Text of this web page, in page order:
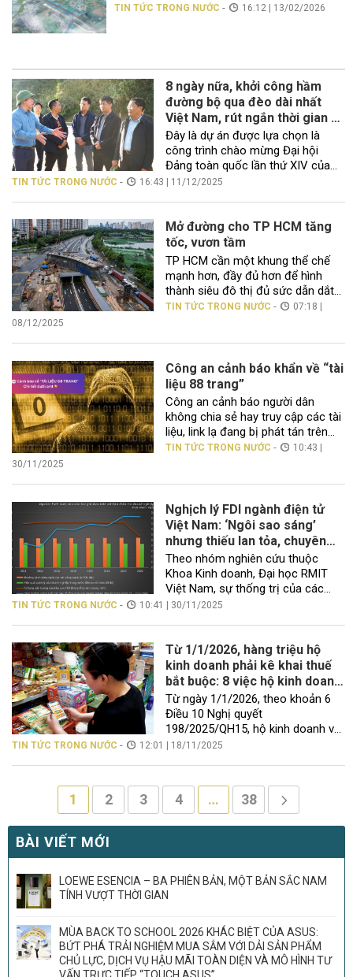
TIN TỨC TRONG NƯỚC - 16:12 | 13/02/2026
8 ngày nữa, khởi công hầm
đường bộ qua đèo dài nhất
Việt Nam, rút ngắn thời gian di
chuyển từ 2 tiếng xuống 11
phút
Đây là dự án được lựa chọn là
công trình chào mừng Đại hội
Đảng toàn quốc lần thứ XIV của
Đảng, là công trình có ý nghĩa đặc
công trình chào mừng Đại hội
Đảng toàn quốc lần thứ XIV […]
TIN TỨC TRONG NƯỚC - 16:43 | 11/12/2025
Mở đường cho TP HCM tăng
tốc, vươn tầm
TP HCM cần một khung thể chế
mạnh hơn, đầy đủ hơn để hình
thành siêu đô thị đủ sức dẫn dắt
kinh tế cả nước và cạnh tranh ở
Nghị quyết 98/2023 […]
TIN TỨC TRONG NƯỚC -
07:18 |
08/12/2025
Công an cảnh báo khẩn về “tài
liệu 88 trang”
Công an cảnh báo người dân
không chia sẻ hay truy cập các tài
liệu, link lạ đang bị phát tán trên
mạng vì tiềm ẩn nội dung độc hại,
vừa phát đi cảnh […]
TIN TỨC TRONG NƯỚC -
10:43 |
30/11/2025
Nghịch lý FDI ngành điện tử
Việt Nam: ‘Ngôi sao sáng’
nhưng thiếu lan tỏa, chuyên
gia RMIT cảnh báo Việt Nam
có nguy cơ gặp cảnh “càng
nhiều càng thiệt”
Theo nhóm nghiên cứu thuộc
Khoa Kinh doanh, Đại học RMIT
Việt Nam, sự thống trị của các
doanh nghiệp có vốn nước ngoài
tỏa công nghệ và giảm hiệu quả
nâng cao năng suất trong nước.
Ngành công nghiệp điện […]
TIN TỨC TRONG NƯỚC - 10:41 | 30/11/2025
Từ 1/1/2026, hàng triệu hộ
kinh doanh phải kê khai thuế
bắt buộc: 8 việc hộ kinh doanh
cần làm ngay trong năm nay
Từ ngày 1/1/2026, theo khoản 6
Điều 10 Nghị quyết
198/2025/QH15, hộ kinh doanh và
cá nhân kinh doanh sẽ không còn
doanh phải nộp thuế theo pháp
luật về quản lý thuế, tức chuyển
TIN TỨC TRONG NƯỚC - 12:01 | 18/11/2025
1 2 3 4 … 38
BÀI VIẾT MỚI
LOEWE ESENCIA – BA PHIÊN BẢN, MỘT BẢN SẮC NAM
TÍNH VƯỢT THỜI GIAN
MÙA BACK TO SCHOOL 2026 KHÁC BIỆT CỦA ASUS:
BỨT PHÁ TRẢI NGHIỆM MUA SẮM VỚI DẢI SẢN PHẨM
CHỦ LỰC, DỊCH VỤ HẬU MÃI TOÀN DIỆN VÀ MÔ HÌNH TƯ